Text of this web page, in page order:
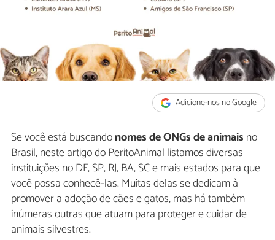
Adicione-nos no Google
Se você está buscandonomes de ONGs de animais no
Brasil, neste artigo do PeritoAnimal listamos diversas
instituições no DF, SP, RJ, BA, SC e mais estados para que
você possa conhecê-las. Muitas delas se dedicam à
promover a adoção de cães e gatos, mas há também
inúmeras outras que atuam para proteger e cuidar de
animais silvestres.